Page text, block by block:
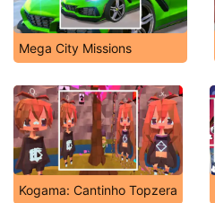
Mega City Missions
Kogama: Cantinho Topzera